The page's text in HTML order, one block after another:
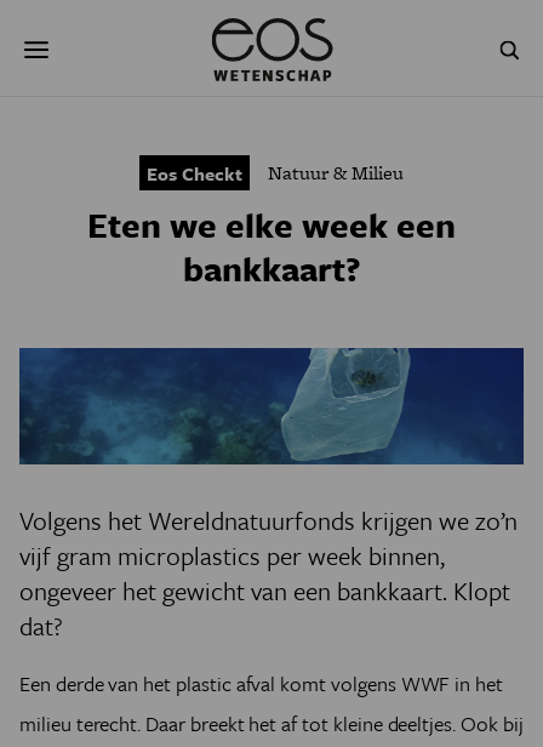
naar
GEZONDHEID
AGENDA
JONGE UITDAGERS
Eos Checkt Natuur & Milieu
Eten we elke week een
bankkaart?
Volgens het Wereldnatuurfonds krijgen we zo’n
vijf gram microplastics per week binnen,
ongeveer het gewicht van een bankkaart. Klopt
dat?
Een derde van het plastic afval komt volgens WWF in het
milieu terecht. Daar breekt het af tot kleine deeltjes. Ook bij